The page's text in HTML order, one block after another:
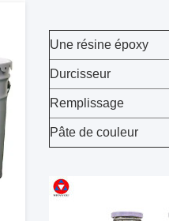
Une résine époxy
Durcisseur
Remplissage
Pâte de couleur